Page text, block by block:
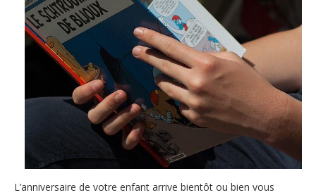
L’anniversaire de votre enfant arrive bientôt ou bien vous